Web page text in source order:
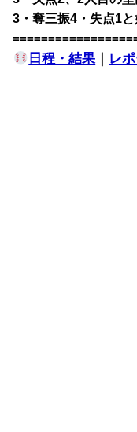
3・奪三振4・失点1と
日程・結果｜ レ